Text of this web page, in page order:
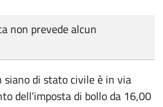
non prevede alcun
di stato civile è in via
dell'imposta di bollo da 16,00